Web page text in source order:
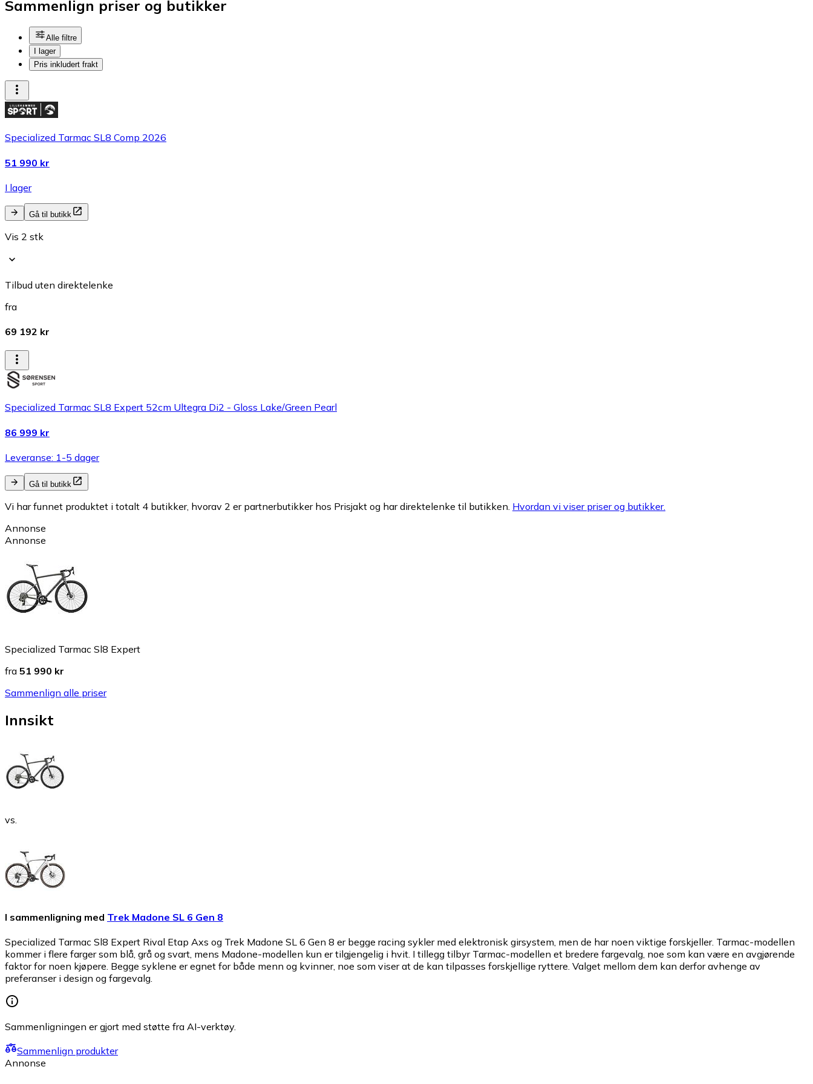
Sammenlign priser og butikker
Alle filtre
I lager
Pris inkludert frakt
Specialized Tarmac SL8 Comp 2026
51 990 kr
I lager
Gå til butikk
Vis 2 stk
Tilbud uten direktelenke
fra
69 192 kr
Specialized Tarmac SL8 Expert 52cm Ultegra Di2 - Gloss Lake/Green Pearl
86 999 kr
Leveranse: 1-5 dager
Gå til butikk
Vi har funnet produktet i totalt 4 butikker, hvorav 2 er partnerbutikker hos Prisjakt og har direktelenke til butikken. Hvordan vi viser priser og butikker.
Annonse
Annonse
Specialized Tarmac Sl8 Expert
fra 51 990 kr
Sammenlign alle priser
Innsikt
vs.
I sammenligning med Trek Madone SL 6 Gen 8
Specialized Tarmac Sl8 Expert Rival Etap Axs og Trek Madone SL 6 Gen 8 er begge racing sykler med elektronisk girsystem, men de har noen viktige forskjeller. Tarmac-modellen
kommer i flere farger som blå, grå og svart, mens Madone-modellen kun er tilgjengelig i hvit. I tillegg tilbyr Tarmac-modellen et bredere fargevalg, noe som kan være en avgjørende
faktor for noen kjøpere. Begge syklene er egnet for både menn og kvinner, noe som viser at de kan tilpasses forskjellige ryttere. Valget mellom dem kan derfor avhenge av
preferanser i design og fargevalg.
Sammenligningen er gjort med støtte fra AI-verktøy.
Sammenlign produkter
Annonse